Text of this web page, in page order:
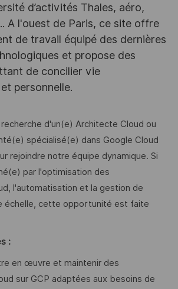
d’activités Thales, aéro,
A l'ouest de Paris, ce site offre
de travail équipé des dernières
et propose des
de concilier vie
personnelle.
d'un(e) Architecte Cloud ou
spécialisé(e) dans Google Cloud
rejoindre notre équipe dynamique. Si
par l'optimisation des
l'automatisation et la gestion de
échelle, cette opportunité est faite
:
en œuvre et maintenir des
sur GCP adaptées aux besoins de